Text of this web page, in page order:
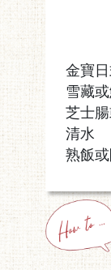
金寶
雪藏
芝士
清水
熟飯